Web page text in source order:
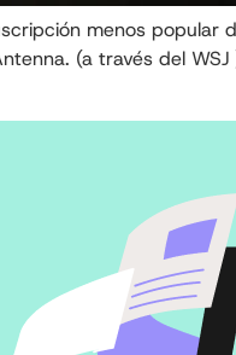
menos popular
(a través del